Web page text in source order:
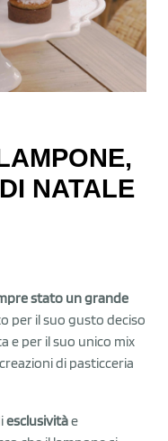
NATALE
stato un grande
per il suo gusto deciso
e per il suo unico mix
di pasticceria
esclusivitàe